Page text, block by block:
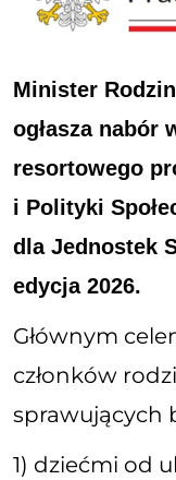
Minister
ogłasza nabór
resortowego
i Polityki
dla Jednostek
edycja 2026.
Głównym
członków
sprawujących
1) dziećmi od